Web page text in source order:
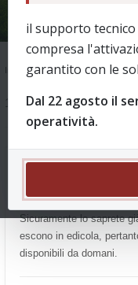
Indice Supporto Ask &
1 messaggio
Sicuramente lo saprete
escono in edicola,
disponibili da domani.
il supporto
compresa
garantito con le
Dal 22 agosto il
operatività.